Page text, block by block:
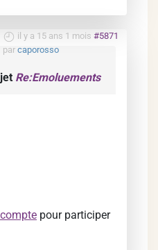
il y a 15 ans 1 mois #5871
par caporosso
Re:Emoluements
pour participer